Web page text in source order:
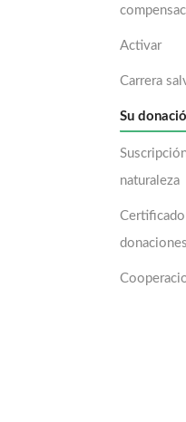
Activar
Carrera
Su
naturaleza
donaciones